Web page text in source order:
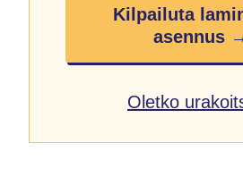
Kilpailuta
asennus
Oletko